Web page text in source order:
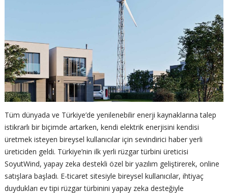
Tüm dünyada ve Türkiye’de yenilenebilir enerji kaynaklarına talep
istikrarlı bir biçimde artarken, kendi elektrik enerjisini kendisi
üretmek isteyen bireysel kullanıcılar için sevindirici haber yerli
üreticiden geldi. Türkiye’nin ilk yerli rüzgar türbini üreticisi
SoyutWind, yapay zeka destekli özel bir yazılım geliştirerek, online
satışlara başladı. E-ticaret sitesiyle bireysel kullanıcılar, ihtiyaç
duydukları ev tipi rüzgar türbinini yapay zeka desteğiyle